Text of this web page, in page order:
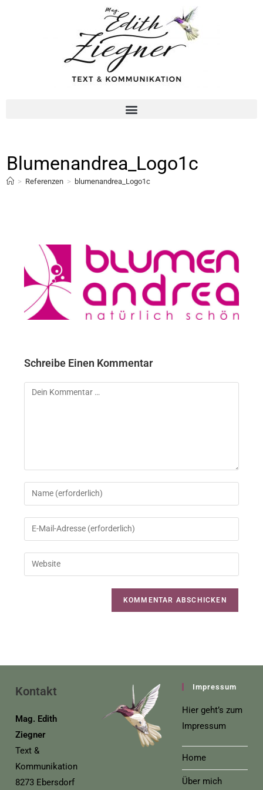
Blumenandrea_Logo1c
> Referenzen > blumenandrea_Logo1c
Schreibe Einen Kommentar
Kontakt
Mag. Edith
Ziegner
Text &
Kommunikation
8273 Ebersdorf
Impressum
Hier geht’s zum
Impressum
Home
Über mich